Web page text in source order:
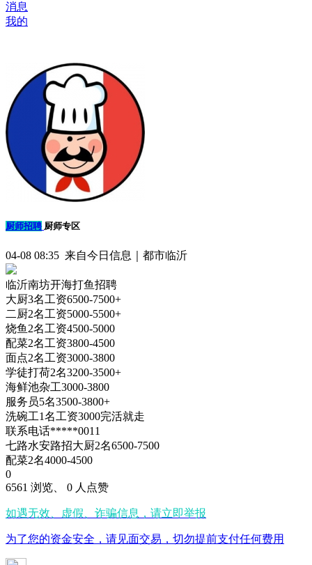
消息
我的
厨师招聘 厨师专区
04-08 08:35 来自今日信息｜都市临沂
临沂南坊开海打鱼招聘
大厨3名工资6500-7500+
二厨2名工资5000-5500+
烧鱼2名工资4500-5000
配菜2名工资3800-4500
面点2名工资3000-3800
学徒打荷2名3200-3500+
海鲜池杂工3000-3800
服务员5名3500-3800+
洗碗工1名工资3000完活就走
联系电话*****0011
七路水安路招大厨2名6500-7500
配菜2名4000-4500
0
6561 浏览、 0 人点赞
如遇无效、虚假、诈骗信息，请立即举报
为了您的资金安全，请见面交易，切勿提前支付任何费用